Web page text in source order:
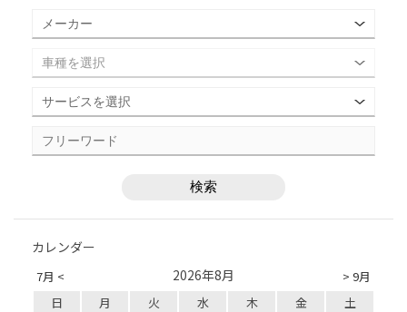
カレンダー
7月 < > 9月
2026年8月
日 月 火 水 木 金
土